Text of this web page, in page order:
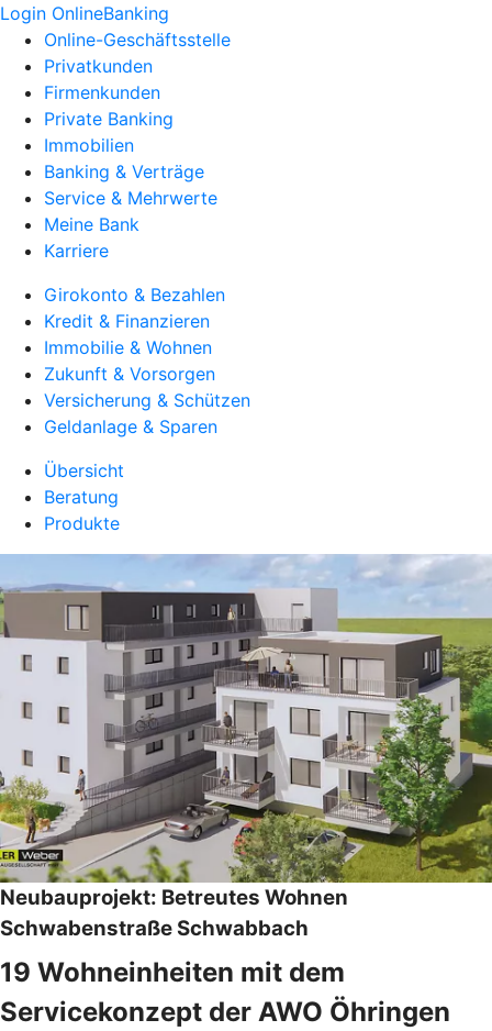
Login OnlineBanking
Online-Geschäftsstelle
Privatkunden
Firmenkunden
Private Banking
Immobilien
Banking & Verträge
Service & Mehrwerte
Meine Bank
Karriere
Girokonto & Bezahlen
Kredit & Finanzieren
Immobilie & Wohnen
Zukunft & Vorsorgen
Versicherung & Schützen
Geldanlage & Sparen
Übersicht
Beratung
Produkte
Neubauprojekt: Betreutes Wohnen
Schwabenstraße Schwabbach
19 Wohneinheiten mit dem
Servicekonzept der AWO Öhringen